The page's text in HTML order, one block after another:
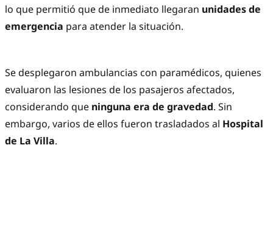
lo que permitió que de inmediato llegaran unidades de
emergencia para atender la situación.
Se desplegaron ambulancias con paramédicos, quienes
evaluaron las lesiones de los pasajeros afectados,
considerando que ninguna era de gravedad. Sin
embargo, varios de ellos fueron trasladados al Hospital
de La Villa.